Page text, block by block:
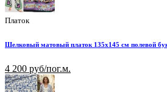
Платок
Шелковый матовый платок 135х145 см полевой
4 200 руб/пог.м.